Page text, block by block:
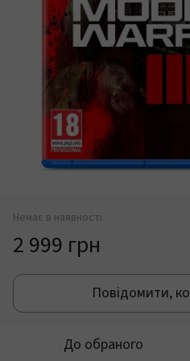
Немає в наявності
2 999 грн
Повідомити,
До обраного